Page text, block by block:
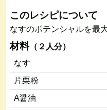
このレシピについて
なすのポテンシャルを最
材料（２人分）
なす
片栗粉
A醤油